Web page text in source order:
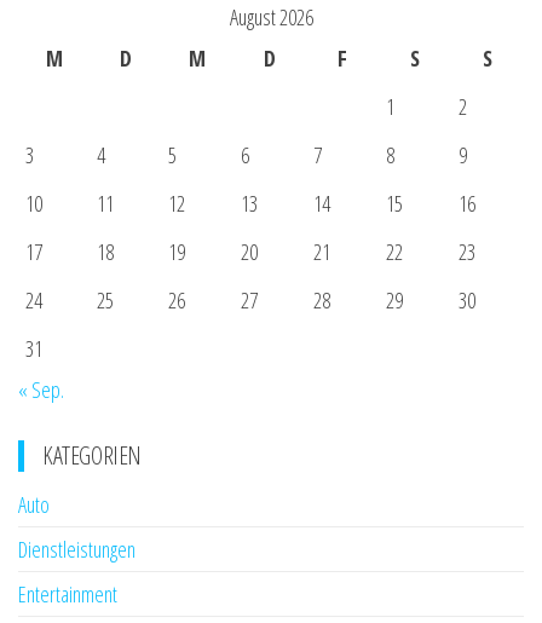
August 2026
M
D M D F S
S
1
2
3
4 5 6 7 8
9
10
11 12 13 14 15
16
17
18 19 20 21 22
23
24
25 26 27 28 29
30
31
« Sep.
KATEGORIEN
Auto
Dienstleistungen
Entertainment